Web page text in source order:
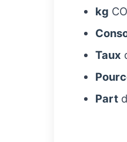
kg
Taux
Part